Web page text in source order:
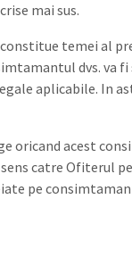
mai sus.
temei al
dvs. va
aplicabile. In
oricand acest
catre Ofiterul
pe